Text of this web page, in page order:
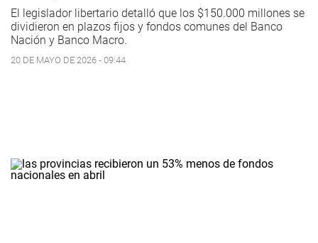
El legislador libertario detalló que los $150.000 millones se
dividieron en plazos fijos y fondos comunes del Banco
Nación y Banco Macro.
20 DE MAYO DE 2026 - 09:44